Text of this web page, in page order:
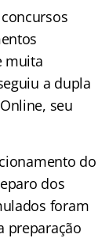
muita
a dupla
seu
do
dos
foram
preparação